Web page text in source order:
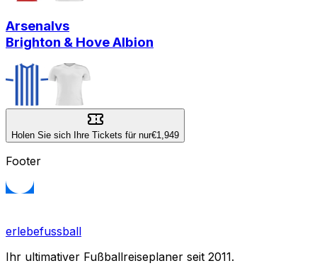
Arsenalvs
Brighton & Hove Albion
Holen Sie sich Ihre Tickets für nur€1,949
Footer
erlebefussball
Ihr ultimativer Fußballreiseplaner seit 2011.